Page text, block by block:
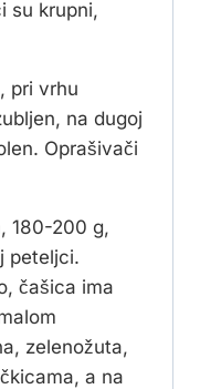
su krupni,
pri vrhu
na dugoj
Oprašivači
180-200 g,
peteljci.
čašica ima
zelenožuta,
a na